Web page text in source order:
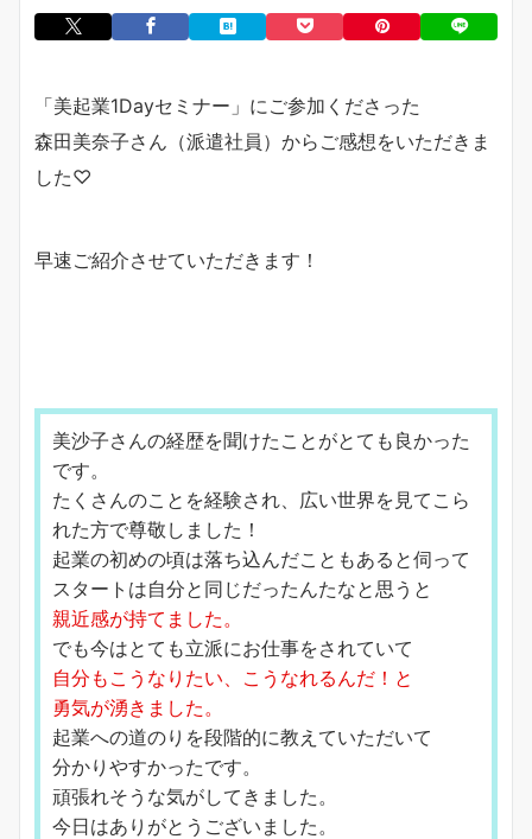
「美起業1Dayセミナー」にご参加くださった
森田美奈子さん（派遣社員）からご感想をいただきま
した♡
早速ご紹介させていただきます！
美沙子さんの経歴を聞けたことがとても良かった
です。
たくさんのことを経験され、広い世界を見てこら
れた方で尊敬しました！
起業の初めの頃は落ち込んだこともあると伺って
スタートは自分と同じだったんたなと思うと
親近感が持てました。
でも今はとても立派にお仕事をされていて
自分もこうなりたい、こうなれるんだ！と
勇気が湧きました。
起業への道のりを段階的に教えていただいて
分かりやすかったです。
頑張れそうな気がしてきました。
今日はありがとうございました。